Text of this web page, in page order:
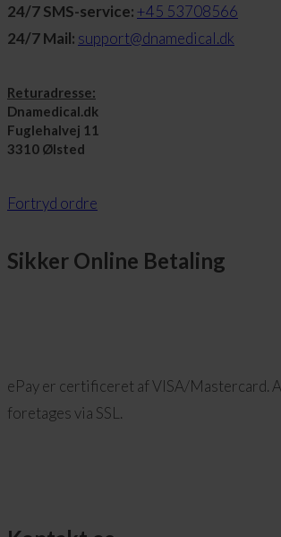
24/7 SMS-service:+45 53708566
24/7 Mail: support@dnamedical.dk
Returadresse:
Dnamedical.dk
Fuglehalvej 11
3310 Ølsted
Fortryd ordre
Sikker Online Betaling
ePay er certificeret af VISA/Mastercard.
foretages via SSL.